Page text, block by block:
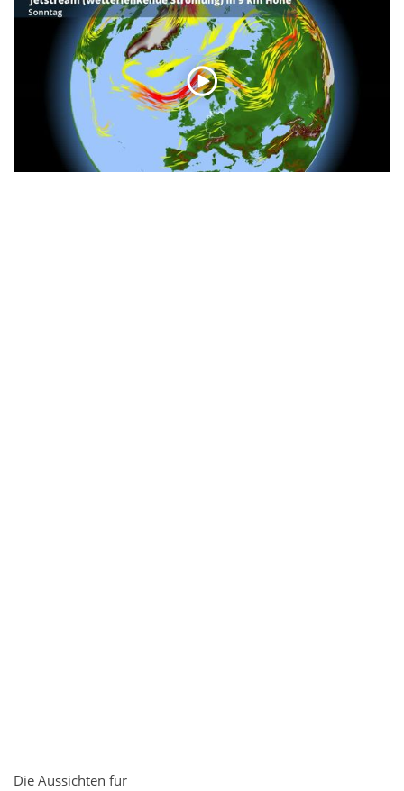
Die Aussichten für